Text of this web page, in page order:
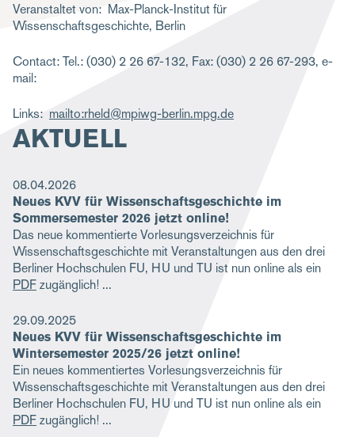
g
a
t
i
o
n
Veranstaltet von
Max-Planck-Institut für
Wissenschaftsgeschichte, Berlin
Contact: Tel.: (030) 2 26 67-132, Fax: (030) 2 26 67-293, e-
mail:
Links mailto:rheld@mpiwg-berlin.mpg.de
AKTUELL
08.04.2026
Neues KVV für Wissenschaftsgeschichte im
Sommersemester 2026 jetzt online!
Das neue kommentierte Vorlesungsverzeichnis für
Wissenschaftsgeschichte mit Veranstaltungen aus den drei
Berliner Hochschulen FU, HU und TU ist nun online als ein
PDFzugänglich!
29.09.2025
Neues KVV für Wissenschaftsgeschichte im
Wintersemester 2025/26 jetzt online!
Ein neues kommentiertes Vorlesungsverzeichnis für
Wissenschaftsgeschichte mit Veranstaltungen aus den drei
Berliner Hochschulen FU, HU und TU ist nun online als ein
PDFzugänglich!